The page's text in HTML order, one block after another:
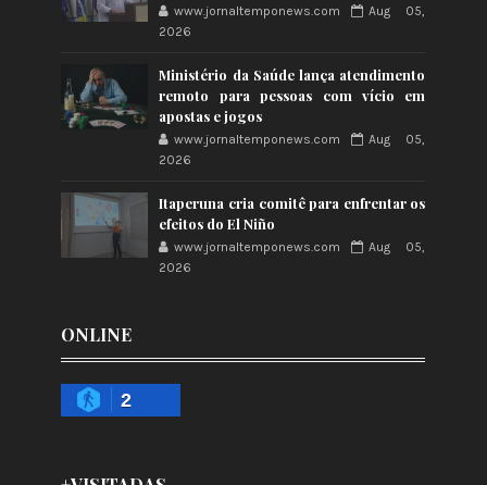
www.jornaltemponews.com
Aug 05,
2026
Ministério da Saúde lança atendimento
remoto para pessoas com vício em
apostas e jogos
www.jornaltemponews.com
Aug 05,
2026
Itaperuna cria comitê para enfrentar os
efeitos do El Niño
www.jornaltemponews.com
Aug 05,
2026
ONLINE
2